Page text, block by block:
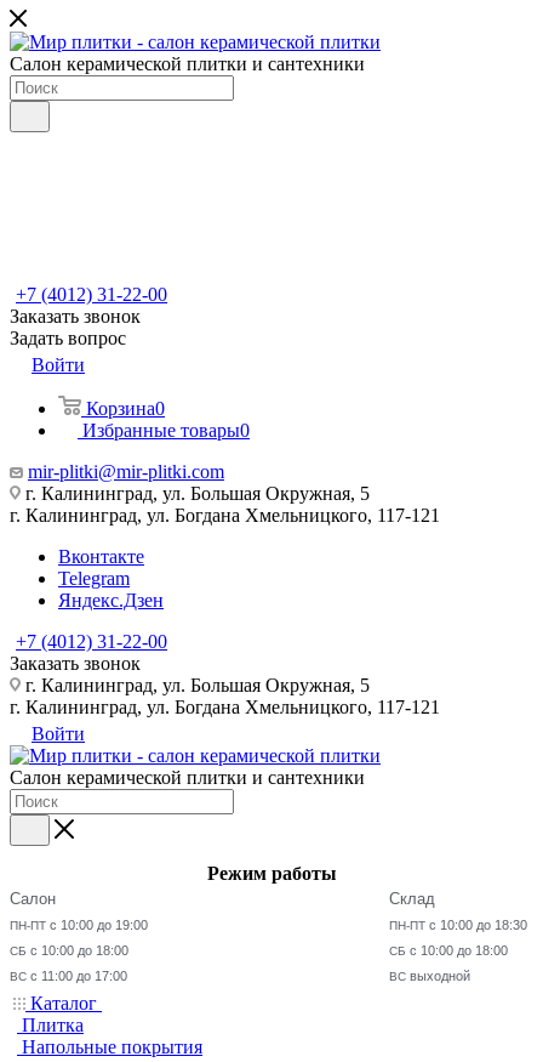
Салон керамической плитки и сантехники
+7 (4012) 31-22-00
Заказать звонок
Задать вопрос
Войти
Корзина0
Избранные товары0
mir-plitki@mir-plitki.com
г. Калининград, ул. Большая Окружная, 5
г. Калининград, ул. Богдана Хмельницкого, 117-121
Вконтакте
Telegram
Яндекс.Дзен
+7 (4012) 31-22-00
Заказать звонок
г. Калининград, ул. Большая Окружная, 5
г. Калининград, ул. Богдана Хмельницкого, 117-121
Войти
Салон керамической плитки и сантехники
Режим работы
Салон
ПН-ПТ с 10:00 до 19:00
СБ с 10:00 до 18:00
ВС с 11:00 до 17:00
Склад
ПН-ПТ с 10:00 до 18:30
СБ с 10:00 до 18:00
ВС выходной
Каталог
Плитка
Напольные покрытия